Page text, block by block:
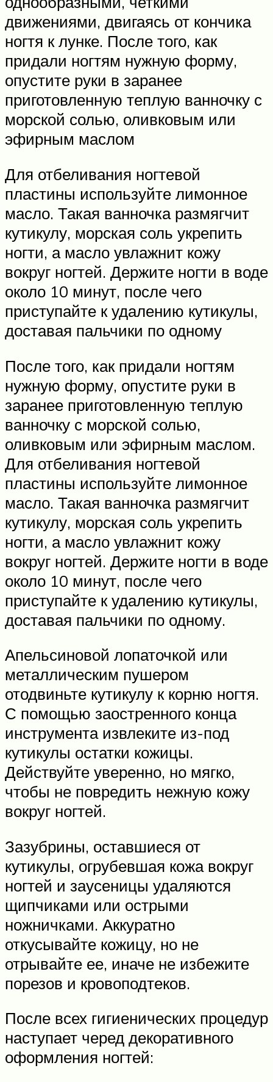
движениями, двигаясь от кончика
ногтя к лунке. После того, как
придали ногтям нужную форму,
опустите руки в заранее
приготовленную теплую ванночку с
морской солью, оливковым или
эфирным маслом
Для отбеливания ногтевой
пластины используйте лимонное
масло. Такая ванночка размягчит
кутикулу, морская соль укрепить
ногти, а масло увлажнит кожу
вокруг ногтей. Держите ногти в воде
около 10 минут, после чего
приступайте к удалению кутикулы,
доставая пальчики по одному
После того, как придали ногтям
нужную форму, опустите руки в
заранее приготовленную теплую
ванночку с морской солью,
оливковым или эфирным маслом.
Для отбеливания ногтевой
пластины используйте лимонное
масло. Такая ванночка размягчит
кутикулу, морская соль укрепить
ногти, а масло увлажнит кожу
вокруг ногтей. Держите ногти в воде
около 10 минут, после чего
приступайте к удалению кутикулы,
доставая пальчики по одному.
Апельсиновой лопаточкой или
металлическим пушером
отодвиньте кутикулу к корню ногтя.
С помощью заостренного конца
инструмента извлеките из-под
кутикулы остатки кожицы.
Действуйте уверенно, но мягко,
чтобы не повредить нежную кожу
вокруг ногтей.
Зазубрины, оставшиеся от
кутикулы, огрубевшая кожа вокруг
ногтей и заусеницы удаляются
щипчиками или острыми
ножничками. Аккуратно
откусывайте кожицу, но не
отрывайте ее, иначе не избежите
порезов и кровоподтеков.
После всех гигиенических процедур
наступает черед декоративного
оформления ногтей: